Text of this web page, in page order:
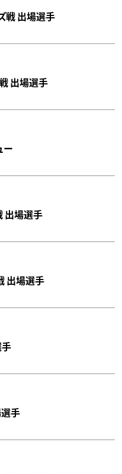
戦 出場選手
出場選手
ー
出場選手
出場選手
手
選手